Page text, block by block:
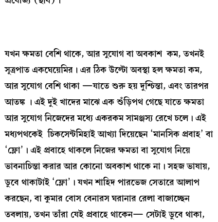
যখন ক্ষমতা বেশি থাকে, আর সুযোগ বা অবকাশ কম, তখনই
সূত্রপাত একঘেয়েমির। এর ঠিক উল্টো অবস্থা হল ক্ষমতা কম,
আর সুযোগ বেশি থাকা —যাতে শুরু হয় দুশ্চিন্তা, এবং তারপর
আতঙ্ক । এই দুই খাদের মাঝে এক শুঁড়িপথ গেছে যাতে ক্ষমতা
আর সুযোগ নিজেদের মধ্যে একরকম সামঞ্জস্য রেখে চলে। এই
মধ্যপথকেই চিকসেন্টমিহাই আখ্যা দিয়েছেন ‘মানসিক প্রবাহ’ বা
‘ফ্লো’। এই প্রবাহে থাকলে নিজের ক্ষমতা বা সুযোগ নিয়ে
ভাবনাচিন্তা করার আর কোনো অবকাশ থাকে না। সহজ ভাষায়,
ডুবে থাকাটাই ‘ফ্লো’। যখন শাহিদ পারভেজ সেতারে আলাপ
করছেন, বা কুমার বোস বেনারস ঘরানার রেলা বাজাচ্ছেন
তবলায়, তখন তাঁরা যেই প্রবাহে থাকেন— সেটাই ডুবে থাকা,